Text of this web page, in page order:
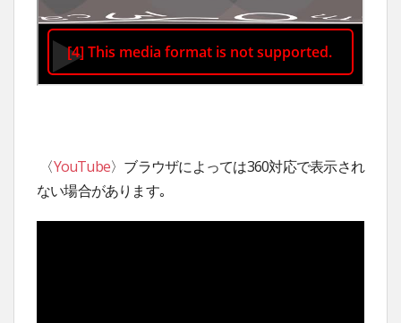
〈YouTube〉ブラウザによっては360対応で表示され
ない場合があります｡